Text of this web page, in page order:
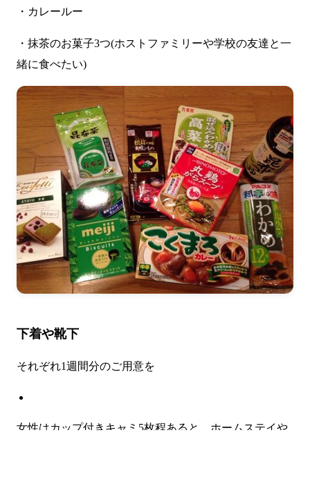
・カレールー
・抹茶のお菓子3つ(ホストファミリーや学校の友達と一
緒に食べたい)
下着や靴下
それぞれ1週間分のご用意を
女性はカップ付きキャミ5枚程あると、ホームステイや